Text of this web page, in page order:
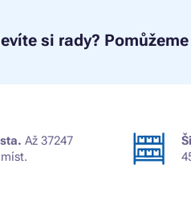
si rady?
Až 37247